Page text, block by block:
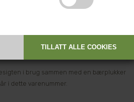
i brug sammen med en bærplukker
i dette varenummer.